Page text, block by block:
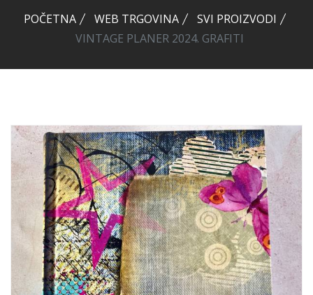
POČETNA WEB TRGOVINA
SVI PROIZVODI
VINTAGE PLANER 2024. GRAFITI